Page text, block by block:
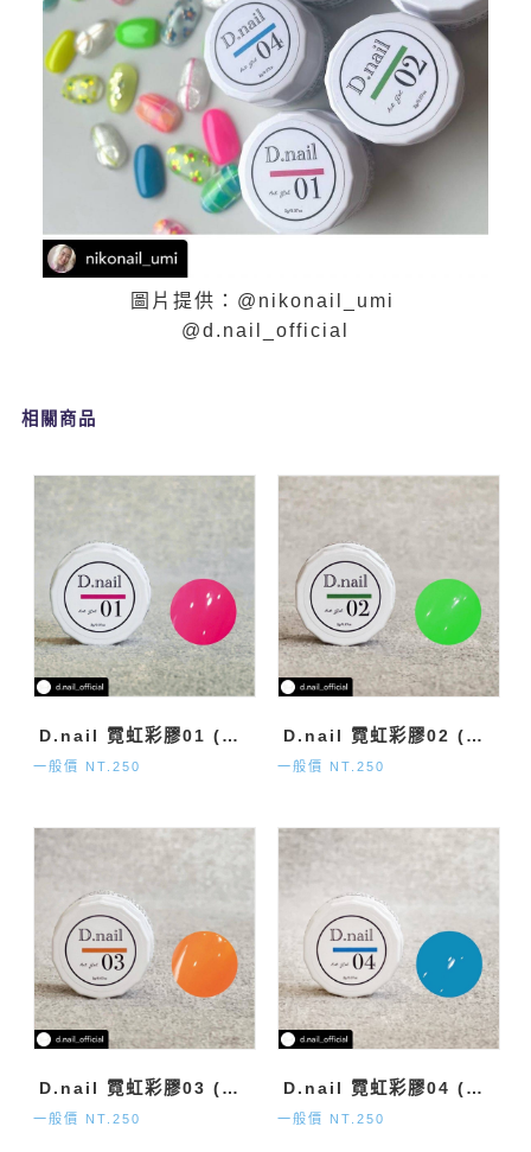
圖片提供：@nikonail_umi
@d.nail_official
相關商品
D.nail 霓虹彩膠01 (極致系列) 2g
一般價 NT.250
D.nail 霓虹彩膠02 (極致系列) 2g
一般價 NT.250
D.nail 霓虹彩膠03 (極致系列) 2g
一般價 NT.250
D.nail 霓虹彩膠04 (極致系列) 2g
一般價 NT.250